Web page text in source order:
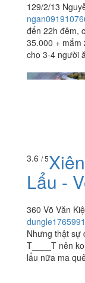
129/2/13
đến 22h đêm,
35.000 + mắm
cho 3-4 người
3.6 / 5
Lẩu -
360 Võ Văn
dungle1765991
Nhưng thật sự
T____T nên
lẩu nữa ma